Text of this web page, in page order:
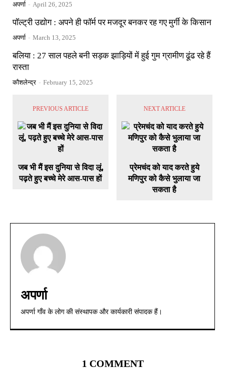
अपर्णा - April 26, 2025
पॉल्ट्री उद्योग : अपने ही फॉर्म पर मजदूर बनकर रह गए मुर्गी के किसान
अपर्णा - March 13, 2025
बलिया : 27 साल पहले बनी सड़क झाड़ियों में हुई गुम ग्रामीण ढूंढ रहे हैं
रास्ता
कौशलेन्द्र - February 15, 2025
PREVIOUS ARTICLE
जब भी मैं इस दुनिया से विदा लूं,
पढ़ते हुए बच्चे मेरे आस-पास हों
NEXT ARTICLE
प्रेमचंद को याद करते हुये
मणिपुर को कैसे भुलाया जा
सकता है
अपर्णा
अपर्णा गाँव के लोग की संस्थापक और कार्यकारी संपादक हैं।
1 COMMENT